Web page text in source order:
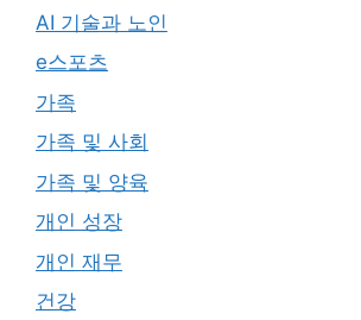
AI 기술과 노인
e스포츠
가족
가족 및 사회
가족 및 양육
개인 성장
개인 재무
건강